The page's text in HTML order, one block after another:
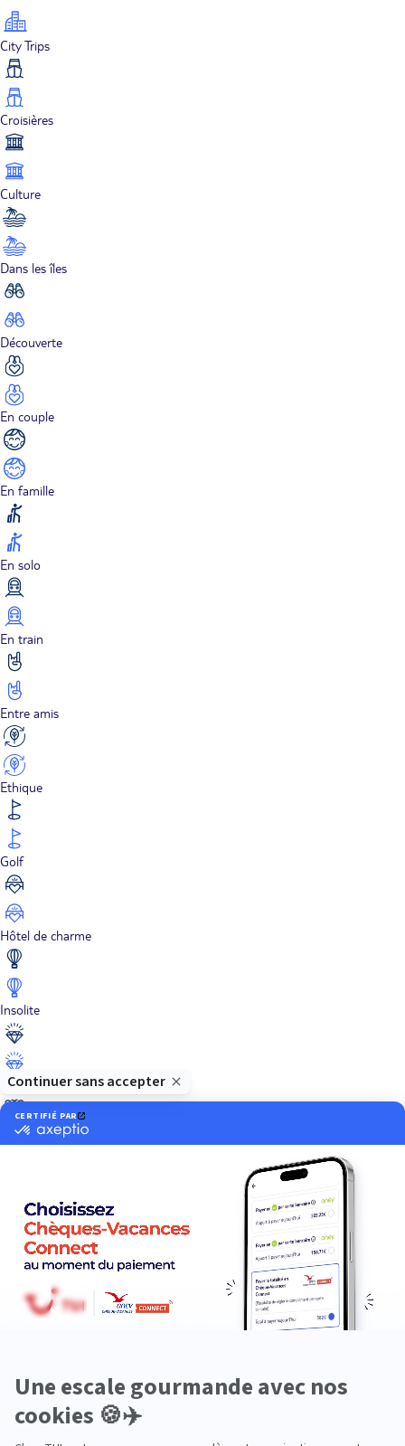
City Trips
Croisières
Culture
Dans les îles
Découverte
En couple
En famille
En solo
En train
Entre amis
Ethique
Golf
Hôtel de charme
Insolite
Luxe
Neige
Plongée
Premium